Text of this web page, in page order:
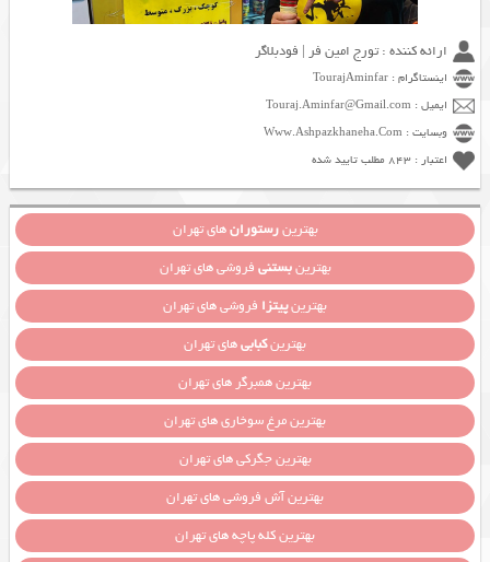
ارائه کننده : تورج امین فر | فودبلاگر
اینستاگرام : TourajAminfar
ایمیل : Touraj.Aminfar@Gmail.com
وبسایت : Www.Ashpazkhaneha.Com
اعتبار : 843 مطلب تایید شده
بهترینرستورانهای تهران
بهترینبستنی فروشی های تهران
بهترینپیتزا فروشی های تهران
بهترینکبابیهای تهران
بهترین همبرگر های تهران
بهترین مرغ سوخاری های تهران
بهترین جگرکی های تهران
بهترین آش فروشی های تهران
بهترین کله پاچه های تهران